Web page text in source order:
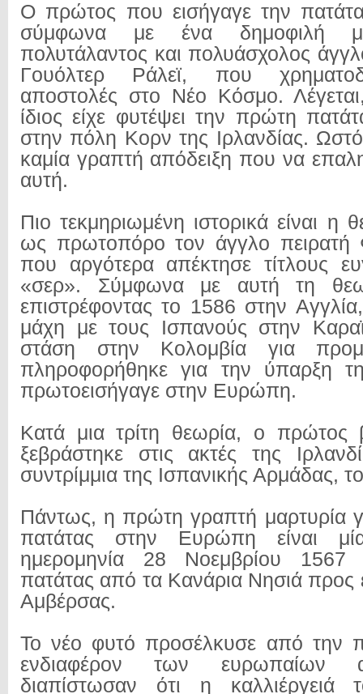
Ο πρώτος που εισήγαγε την
σύμφωνα με ένα δημοφιλή
πολυτάλαντος και πολυάσχολος
Γουόλτερ Ράλεϊ, που
αποστολές στο Νέο Κόσμο.
ίδιος είχε φυτέψει την πρώτη
στην πόλη Κορν της Ιρλανδίας.
καμία γραπτή απόδειξη που να
αυτή.
Πιο τεκμηριωμένη ιστορικά είναι η
ως πρωτοπόρο τον άγγλο πειρατή
που αργότερα απέκτησε τίτλους
«σερ». Σύμφωνα με αυτή τη
επιστρέφοντας το 1586 στην
μάχη με τους Ισπανούς στην
στάση στην Κολομβία για
πληροφορήθηκε για την ύπαρξη
πρωτοεισήγαγε στην Ευρώπη.
Κατά μια τρίτη θεωρία, ο πρώτος
ξεβράστηκε στις ακτές της
συντρίμμια της Ισπανικής Αρμάδας,
Πάντως, η πρώτη γραπτή μαρτυρία
πατάτας στην Ευρώπη είναι
ημερομηνία 28 Νοεμβρίου 1567
πατάτας από τα Κανάρια Νησιά προς
Αμβέρσας.
Το νέο φυτό προσέλκυσε από την
ενδιαφέρον των ευρωπαίων
διαπίστωσαν ότι η